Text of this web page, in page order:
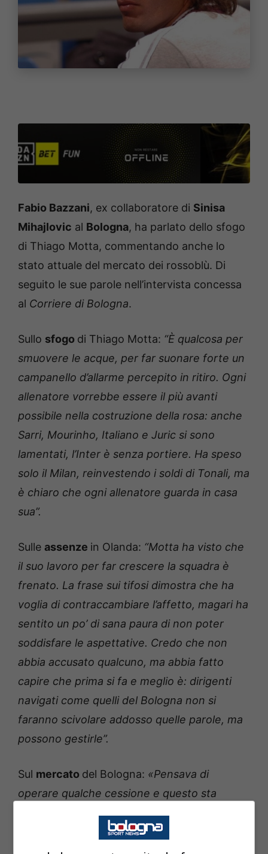
Fabio Bazzani, ex collaboratore di Sinisa
Mihajlovic al Bologna, ha parlato dello sfogo
di Thiago Motta, commentando anche lo
stato attuale del mercato dei rossoblù. Di
seguito le sue parole nell’intervista concessa
al Corriere di Bologna.
Sullo sfogo di Thiago Motta: “È qualcosa per
smuovere le acque, per far suonare forte un
campanello d’allarme percepito in ritiro. Ogni
allenatore vorrebbe essere il più avanti
possibile nella costruzione della rosa: anche
Sarri, Mourinho, Italiano e Juric si sono
lamentati, l’Inter è senza portiere. Ha speso
solo il Milan, reinvestendo i soldi di Tonali, ma
è chiaro che ogni allenatore guarda in casa
sua”.
Sulle assenze in Olanda: “Motta ha visto che
il suo lavoro per far crescere la squadra è
frenato. La frase sui tifosi dimostra che ha
voglia di contraccambiare l’affetto, magari ha
sentito un po’ di sana paura di non poter
soddisfare le aspettative. Credo che non
abbia accusato qualcuno, ma abbia fatto
capire che prima si fa e meglio è: dirigenti
navigati come quelli del Bologna non si
faranno scivolare addosso quelle parole, ma
possono gestirle”.
Sul mercato del Bologna: «Pensava di
operare qualche cessione e questo sta
fine contratto o fine prestito e l’infortunio di
Soumaoro mancano 6-7 elementi e Thiago